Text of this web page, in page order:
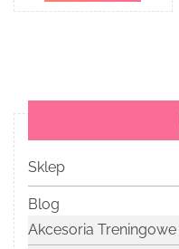
Sklep
Blog
Akcesoria Treningowe